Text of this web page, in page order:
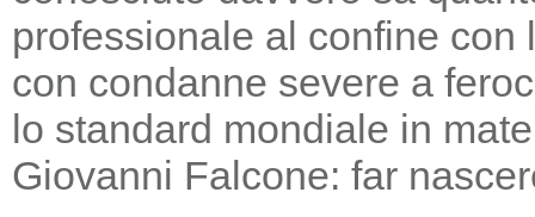
professionale al confine
con condanne severe a
lo standard mondiale in
Giovanni Falcone: far